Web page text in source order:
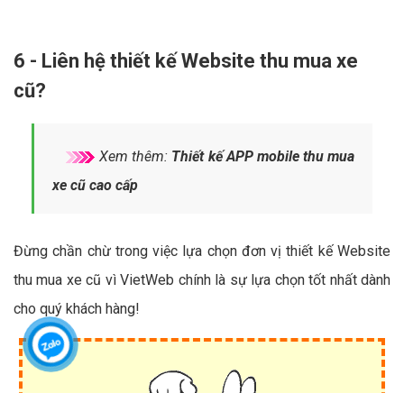
6 - Liên hệ thiết kế Website thu mua xe
cũ?
Xem thêm: Thiết kế APP mobile thu mua
xe cũ cao cấp
Đừng chần chừ trong việc lựa chọn đơn vị thiết kế Website
thu mua xe cũ vì VietWeb chính là sự lựa chọn tốt nhất dành
cho quý khách hàng!